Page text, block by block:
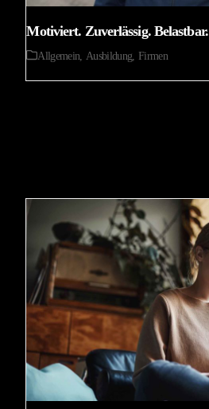
Motiviert. Zuverlässig. Belastbar.
Allgemein Ausbildung Firmen